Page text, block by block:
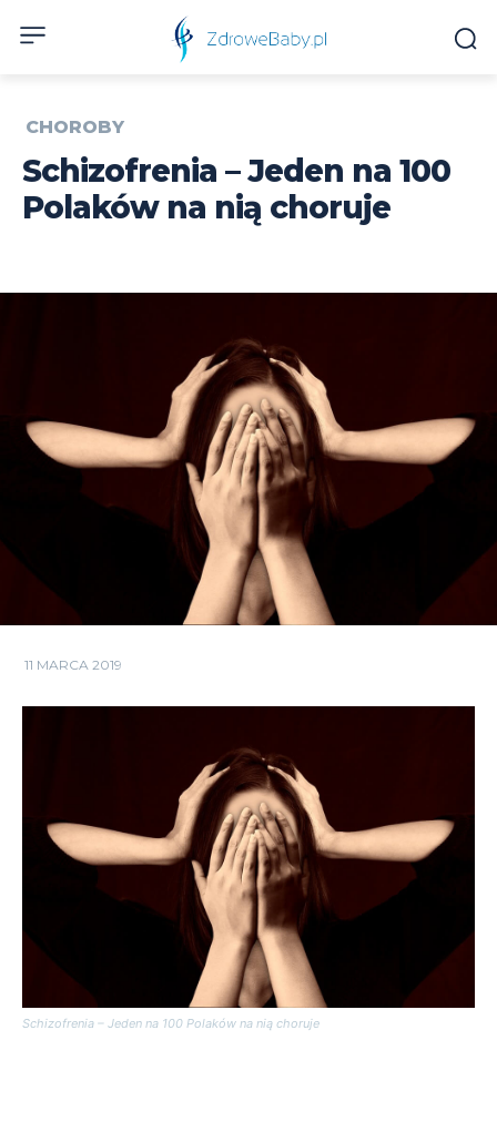
CHOROBY
Schizofrenia – Jeden na 100
Polaków na nią choruje
11 MARCA 2019
Schizofrenia – Jeden na 100 Polaków na nią choruje